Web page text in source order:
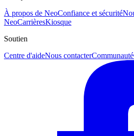
À propos de NeoConfiance et sécurité
NeoCarrièresKiosque
Soutien
Centre d'aideNous contacterCommunauté